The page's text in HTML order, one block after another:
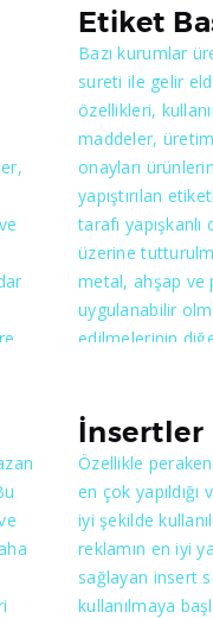
da, kullanılacak
sayısı, kırım
olmaktadır. Bir
unsurlarından
grafik
personelimizin
yol gösterici
fiyatlarla sunmak
sizleri de
Etiket
Bazı kurumlar
sureti ile gelir
özellikleri,
maddeler,
onayları
yapıştırılan
tarafı
üzerine
metal, ahşap ve
uygulanabilir
edilmelerinin
dikkat edilmesi
vurgu yapılacak
olmasıdır ki bu
zorunlu kılar.
konusundaki
uzman
İnsertler
Özellikle
en çok
iyi şekilde
reklamın en iyi
sağlayan insert
kullanılmaya